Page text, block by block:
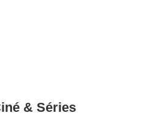
& Séries